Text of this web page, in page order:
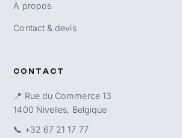
À propos
Contact & devis
CONTACT
📍 Rue du Commerce 13
1400 Nivelles, Belgique
📞 +32 67 21 17 77